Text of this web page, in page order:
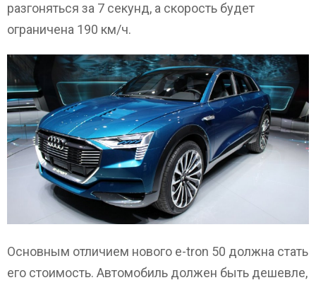
разгоняться за 7 секунд, а скорость будет
ограничена 190 км/ч.
Основным отличием нового e-tron 50 должна стать
его стоимость. Автомобиль должен быть дешевле,